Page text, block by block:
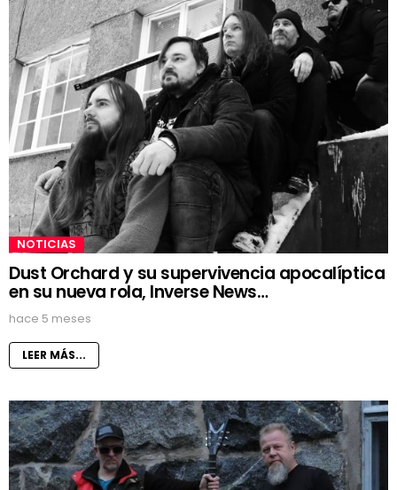
NOTICIAS
Dust Orchard y su supervivencia apocalíptica
en su nueva rola, Inverse News…
hace 5 meses
LEER MÁS...